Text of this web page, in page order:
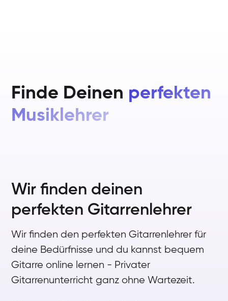
Finde Deinen perfekten
Musiklehrer
Wir finden deinen
perfekten Gitarrenlehrer
Wir finden den perfekten Gitarrenlehrer für
deine Bedürfnisse und du kannst bequem
Gitarre online lernen - Privater
Gitarrenunterricht ganz ohne Wartezeit.